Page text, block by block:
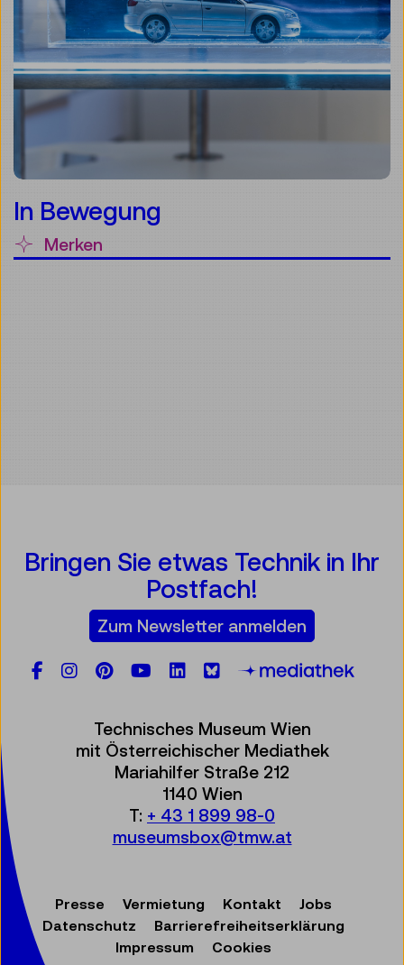
In Bewegung
Merken
Bringen Sie etwas Technik in Ihr
Postfach!
Zum Newsletter anmelden
Facebook
Instagram
Pinterest
YouTube
LinkedIn
Bluesky
Technisches Museum Wien
mit Österreichischer Mediathek
Mariahilfer Straße 212
1140 Wien
T: + 43 1 899 98-0
museumsbox@tmw.at
Presse Vermietung Kontakt
Jobs
Datenschutz
Barrierefreiheitserklärung
Impressum
Cookies